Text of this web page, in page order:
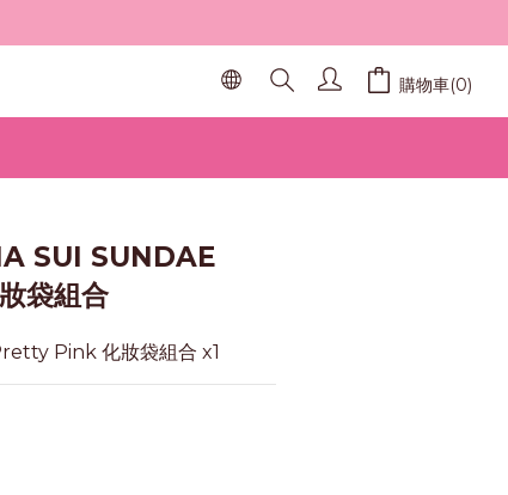
購物車(0)
SUI SUNDAE
袋組合
Pink 化妝袋組合 x1